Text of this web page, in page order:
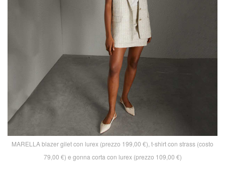
MARELLA blazer gilet con lurex (prezzo 199,00 €), t-shirt con strass (costo
79,00 €) e gonna corta con lurex (prezzo 109,00 €)